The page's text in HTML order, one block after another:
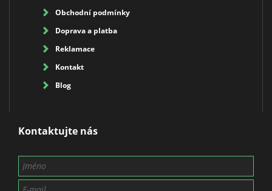
Obchodní podmínky
Doprava a platba
Reklamace
Kontakt
Blog
Kontaktujte nás